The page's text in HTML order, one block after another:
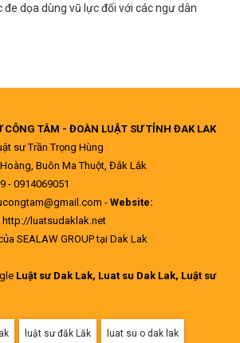
đe dọa dùng vũ lực đối với các ngư dân
CÔNG TÂM - ĐOÀN LUẬT SƯ TỈNH ĐAK LAK
sư Trần Trọng Hùng
Buôn Ma Thuột, Đắk Lắk
- 0914069051
-Website:
luatsudaklak.net
SEALAW GROUP tại Dak Lak
Luật sư Dak Lak, Luat su Dak Lak, Luật sư
luật sư đăk Lăk luat su o dak lak